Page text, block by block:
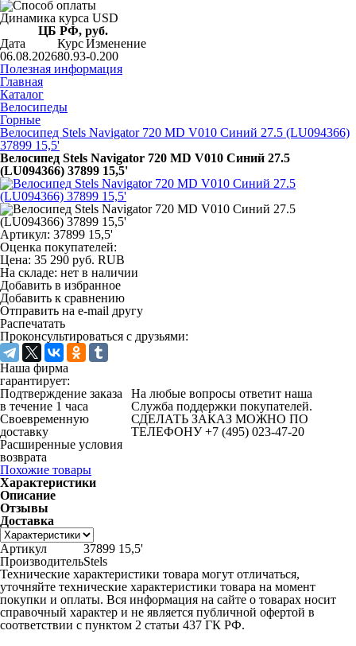
Динамика курса USD
ЦБ РФ, руб.
Дата
КурсИзменение
06.08.202680.93-0.200
Полезная информация
Главная
Каталог
Велосипеды
Горные
Велосипед Stels Navigator 720 MD V010 Синий 27.5 (LU094366)
37899 15,5'
Велосипед Stels Navigator 720 MD V010 Синий 27.5
(LU094366) 37899 15,5'
Артикул: 37899 15,5'
Оценка покупателей:
Цена: 35 290 руб. RUB
На складе: нет в наличии
Добавить в избранное
Добавить к сравнению
Отправить на e-mail другу
Распечатать
Проконсультироваться с друзьями:
Наша фирма
гарантирует:
Подтверждение заказа
в течение 1 часа
Своевременную
доставку
Расширенные условия
возврата
На любые вопросы ответит наша
Служба поддержки покупателей.
СДЕЛАТЬ ЗАКАЗ МОЖНО ПО
ТЕЛЕФОНУ +7 (495) 023-47-20
Похожие товары
Характеристики
Описание
Отзывы
Доставка
Артикул
37899 15,5'
ПроизводительStels
Технические характеристики товара могут отличаться,
уточняйте технические характеристики товара на момент
покупки и оплаты. Вся информация на сайте о товарах носит
справочный характер и не является публичной офертой в
соответствии с пунктом 2 статьи 437 ГК РФ.